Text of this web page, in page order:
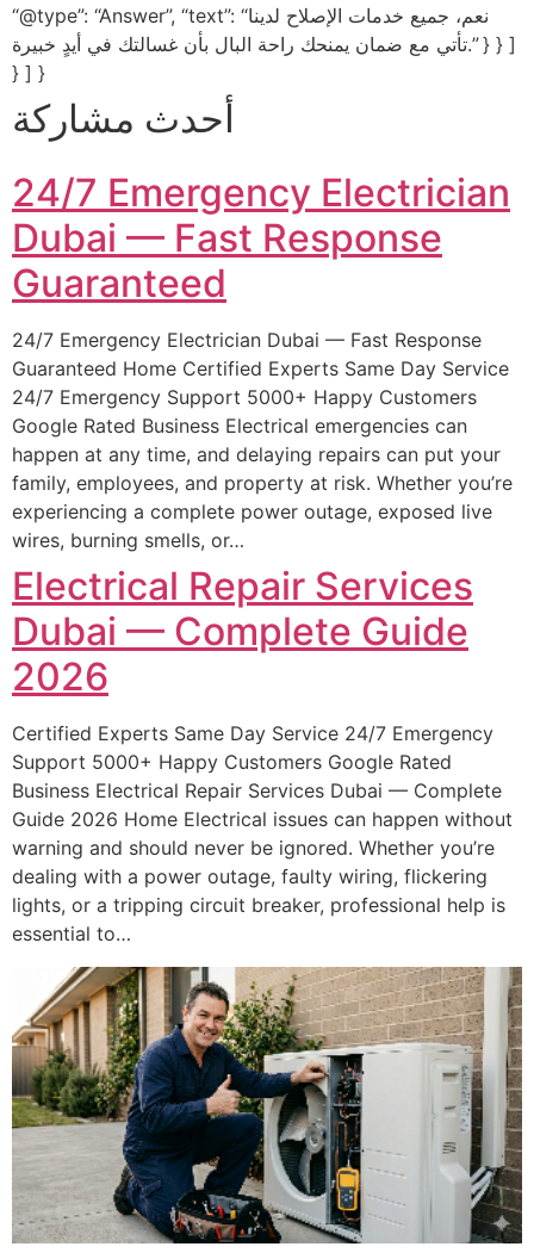
“@type”: “Answer”, “text”: “نعم، جميع خدمات الإصلاح لدينا
تأتي مع ضمان يمنحك راحة البال بأن غسالتك في أيدٍ خبيرة.” } } ]
} ] }
أحدث مشاركة
24/7 Emergency Electrician
Dubai — Fast Response
Guaranteed
24/7 Emergency Electrician Dubai — Fast Response
Guaranteed Home Certified Experts Same Day Service
24/7 Emergency Support 5000+ Happy Customers
Google Rated Business Electrical emergencies can
happen at any time, and delaying repairs can put your
family, employees, and property at risk. Whether you’re
experiencing a complete power outage, exposed live
wires, burning smells, or…
Electrical Repair Services
Dubai — Complete Guide
2026
Certified Experts Same Day Service 24/7 Emergency
Support 5000+ Happy Customers Google Rated
Business Electrical Repair Services Dubai — Complete
Guide 2026 Home Electrical issues can happen without
warning and should never be ignored. Whether you’re
dealing with a power outage, faulty wiring, flickering
lights, or a tripping circuit breaker, professional help is
essential to…